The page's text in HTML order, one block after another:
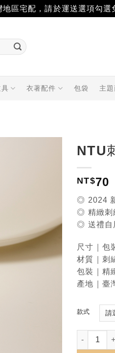
區宅配，請於運送選項勾選
衣著配件 包袋 主
NTU
NT$70
◎ 2024
◎ 精緻刺
◎ 送禮自
尺寸｜包
材質｜刺
包裝｜精
產地｜臺
款式
NTU刺繡